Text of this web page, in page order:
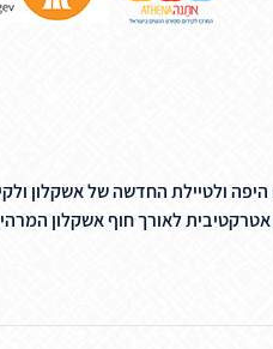
ולטיילת החדשה של אשקלון
לאורך חוף אשקלון